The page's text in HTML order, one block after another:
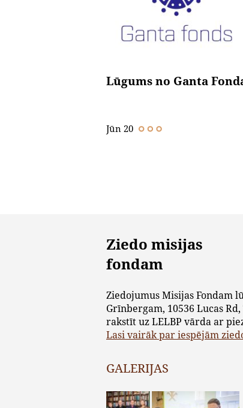
Lūgums no Ganta
Jūn 20
Ziedo misijas
fondam
Ziedojumus Misijas Fondam
Grīnbergam, 10536 Lucas
rakstīt uz LELBP vārda ar
Lasi vairāk par iespējām
GALERIJAS